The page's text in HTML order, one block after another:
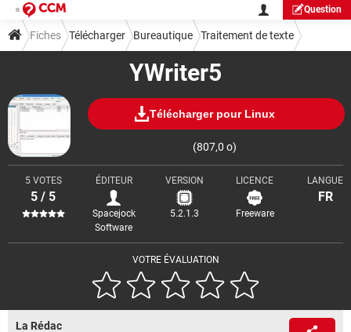
Question
YWriter5
Télécharger pour Linux
(807,0 o)
VOTRE ÉVALUATION
5 VOTES
5 / 5
ÉDITEUR
Spacejock
Software
VERSION
5.2.1.3
LICENCE
Freeware
LANGUE
FR
Fiches Télécharger Bureautique Traitement de texte
La Rédac